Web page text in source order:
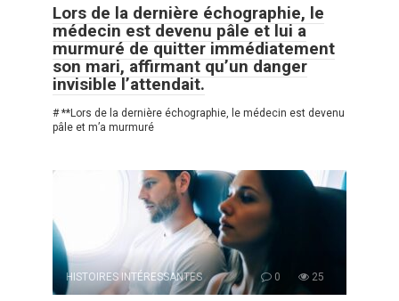
Lors de la dernière échographie, le
médecin est devenu pâle et lui a
murmuré de quitter immédiatement
son mari, affirmant qu’un danger
invisible l’attendait.
# **Lors de la dernière échographie, le médecin est devenu
pâle et m’a murmuré
HISTOIRES INTÉRESSANTES 0 25